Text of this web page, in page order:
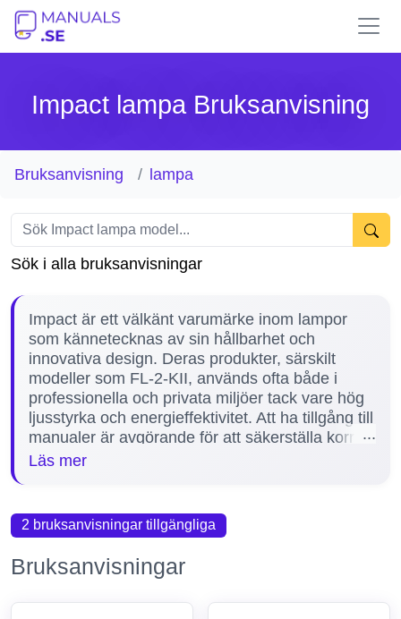
Impact lampa Bruksanvisning
Bruksanvisning lampa
Sök i alla bruksanvisningar
Impact är ett välkänt varumärke inom lampor
som kännetecknas av sin hållbarhet och
innovativa design. Deras produkter, särskilt
modeller som FL-2-KII, används ofta både i
professionella och privata miljöer tack vare hög
ljusstyrka och energieffektivitet. Att ha tillgång till
manualer är avgörande för att säkerställa korrekt
installation, felsökning och underhåll av Impact-
livslängd samt undvika vanliga fel. På vår sida
finns en manual tillgänglig för Impact-lampa,
vilket gör det enkelt att hitta rätt information för
just din modell.
Läs mer
2 bruksanvisningar tillgängliga
Bruksanvisningar